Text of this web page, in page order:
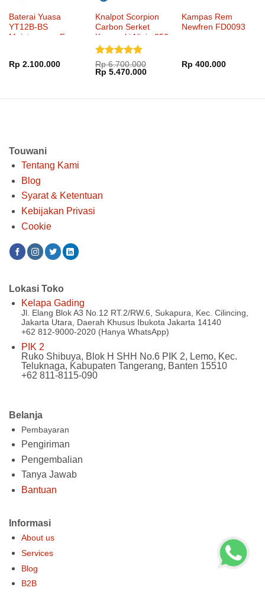
Baterai Yuasa
YT12B-BS
Maintenance Free
Rp 2.100.000
Knalpot Scorpion
Carbon Serket
Kawasaki Ninja 250
SlipOn
Dinilai5
dari 5
Rp6.700.000
Harga
aslinya
Rp 5.470.000Harga
Rp 5.470.000.
Kampas Rem
Newfren FD0093
Rp 400.000
Touwani
Tentang Kami
Blog
Syarat & Ketentuan
Kebijakan Privasi
Cookie
Belanja
Pembayaran
Pengiriman
Pengembalian
Tanya Jawab
Bantuan
Informasi
About us
Services
Blog
B2B
Lokasi Toko
Kelapa Gading
Jl. Elang Blok A3 No.12 RT.2/RW.6, Sukapura, Kec. Cilincing,
Jakarta Utara, Daerah Khusus Ibukota Jakarta 14140
+62 812-9000-2020 (Hanya WhatsApp)
PIK 2
Ruko Shibuya, Blok H SHH No.6 PIK 2, Lemo, Kec.
Teluknaga, Kabupaten Tangerang, Banten 15510
+62 811-8115-090